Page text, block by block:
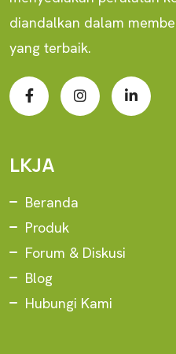
diandalkan dalam
yang terbaik.
LKJA
Beranda
Produk
Forum & Diskusi
Blog
Hubungi Kami